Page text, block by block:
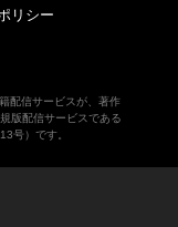
リシー
配信サービスが、著作
版配信サービスである
号）です。